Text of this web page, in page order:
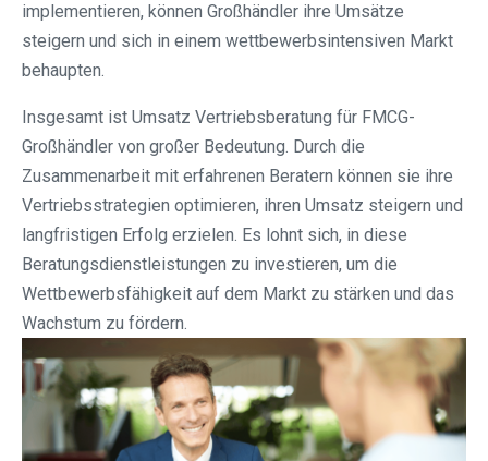
implementieren, können Großhändler ihre Umsätze
steigern und sich in einem wettbewerbsintensiven Markt
behaupten.
Insgesamt ist Umsatz Vertriebsberatung für FMCG-
Großhändler von großer Bedeutung. Durch die
Zusammenarbeit mit erfahrenen Beratern können sie ihre
Vertriebsstrategien optimieren, ihren Umsatz steigern und
langfristigen Erfolg erzielen. Es lohnt sich, in diese
Beratungsdienstleistungen zu investieren, um die
Wettbewerbsfähigkeit auf dem Markt zu stärken und das
Wachstum zu fördern.